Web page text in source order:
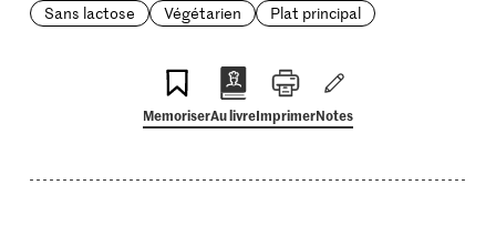
Sans lactose
Végétarien Plat principal
MemoriserAu livreImprimerNotes